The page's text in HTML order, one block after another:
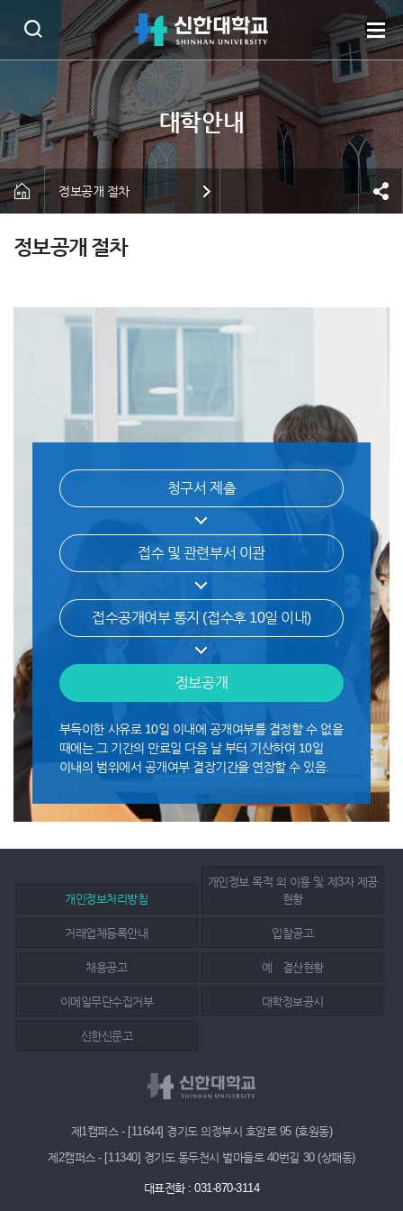
정보공개 절차
정보공개 절차
청구서 제출
접수 및 관련부서 이관
접수공개여부 통지 (접수후 10일 이내)
정보공개
부득이한 사유로 10일 이내에 공개여부를 결정할 수 없을
때에는 그 기간의 만료일 다음 날 부터 기산하여 10일
이내의 범위에서 공개여부 결장기간을 연장할 수 있음.
개인정보처리방침
개인정보 목적 외 이용 및 제3자 제공
현황
거래업체등록안내 입찰공고
채용공고 예ㆍ결산현황
이메일무단수집거부 대학정보공시
신한신문고
제1캠퍼스 - [11644] 경기도 의정부시 호암로 95 (호원동)
제2캠퍼스 - [11340] 경기도 동두천시 벌마들로 40번길 30 (상패동)
대표전화 : 031-870-3114